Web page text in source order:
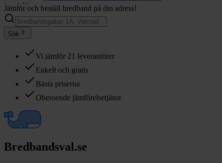
innehållet.
Jämför och beställ bredband på din adress!
Sök
Vi jämför 21 leverantörer
Enkelt och gratis
Bästa priserna
Oberoende jämförelsetjänst
Bredbandsval.se